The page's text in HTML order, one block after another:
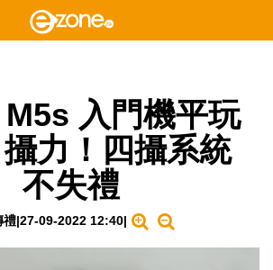
入門機平玩
力！四攝系統
不失禮
禮|27-09-2022 12:40|